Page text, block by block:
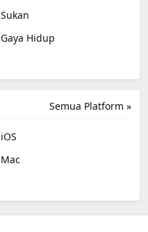
Sukan
Gaya Hidup
Semua Platform »
iOS
Mac